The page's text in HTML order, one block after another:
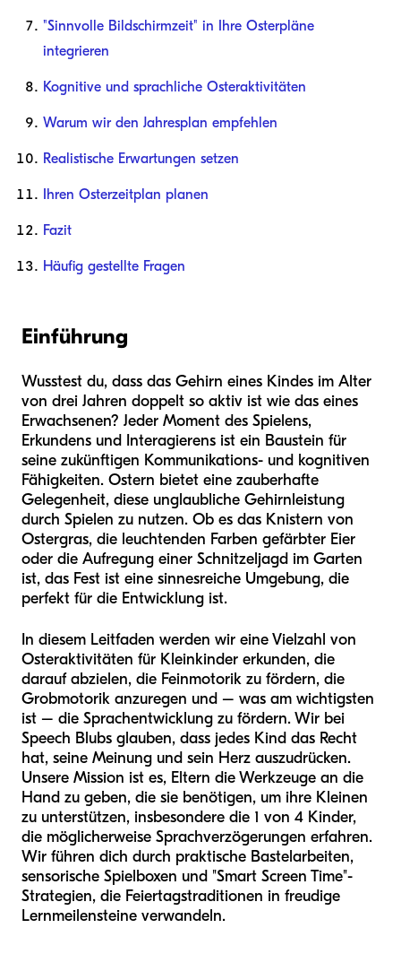
"Sinnvolle Bildschirmzeit" in Ihre Osterpläne
integrieren
Kognitive und sprachliche Osteraktivitäten
Warum wir den Jahresplan empfehlen
Realistische Erwartungen setzen
Ihren Osterzeitplan planen
Fazit
Häufig gestellte Fragen
Einführung
Wusstest du, dass das Gehirn eines Kindes im Alter
von drei Jahren doppelt so aktiv ist wie das eines
Erwachsenen? Jeder Moment des Spielens,
Erkundens und Interagierens ist ein Baustein für
seine zukünftigen Kommunikations- und kognitiven
Fähigkeiten. Ostern bietet eine zauberhafte
Gelegenheit, diese unglaubliche Gehirnleistung
durch Spielen zu nutzen. Ob es das Knistern von
Ostergras, die leuchtenden Farben gefärbter Eier
oder die Aufregung einer Schnitzeljagd im Garten
ist, das Fest ist eine sinnesreiche Umgebung, die
perfekt für die Entwicklung ist.
In diesem Leitfaden werden wir eine Vielzahl von
Osteraktivitäten für Kleinkinder erkunden, die
darauf abzielen, die Feinmotorik zu fördern, die
Grobmotorik anzuregen und – was am wichtigsten
ist – die Sprachentwicklung zu fördern. Wir bei
Speech Blubs glauben, dass jedes Kind das Recht
hat, seine Meinung und sein Herz auszudrücken.
Unsere Mission ist es, Eltern die Werkzeuge an die
Hand zu geben, die sie benötigen, um ihre Kleinen
zu unterstützen, insbesondere die 1 von 4 Kinder,
die möglicherweise Sprachverzögerungen erfahren.
Wir führen dich durch praktische Bastelarbeiten,
sensorische Spielboxen und "Smart Screen Time"-
Strategien, die Feiertagstraditionen in freudige
Lernmeilensteine verwandeln.